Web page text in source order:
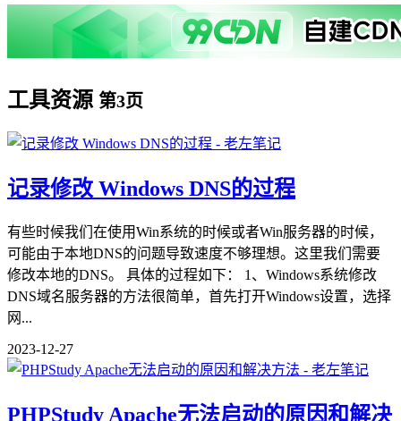
工具资源 第3页
记录修改 Windows DNS的过程
有些时候我们在使用Win系统的时候或者Win服务器的时候，
可能由于本地DNS的问题导致速度不够理想。这里我们需要
修改本地的DNS。 具体的过程如下： 1、Windows系统修改
DNS域名服务器的方法很简单，首先打开Windows设置，选择
网...
2023-12-27
PHPStudy Apache无法启动的原因和解决